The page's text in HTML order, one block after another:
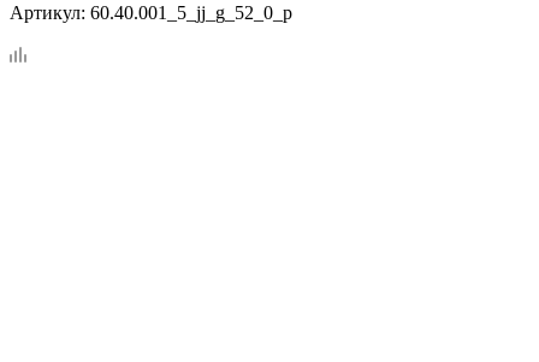
Артикул: 60.40.001_5_jj_g_52_0_p